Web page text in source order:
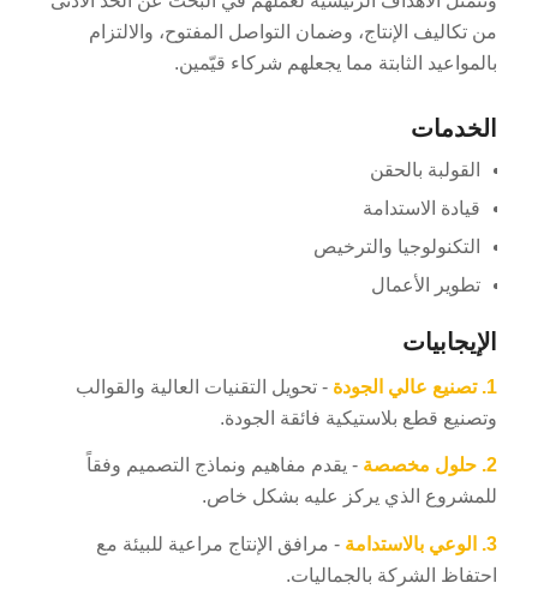
من تكاليف الإنتاج، وضمان التواصل المفتوح، والالتزام
بالمواعيد الثابتة مما يجعلهم شركاء قيّمين.
الخدمات
القولبة بالحقن
قيادة الاستدامة
التكنولوجيا والترخيص
تطوير الأعمال
الإيجابيات
1. تصنيع عالي الجودة - تحويل التقنيات العالية والقوالب
وتصنيع قطع بلاستيكية فائقة الجودة.
2. حلول مخصصة - يقدم مفاهيم ونماذج التصميم وفقاً
للمشروع الذي يركز عليه بشكل خاص.
3. الوعي بالاستدامة - مرافق الإنتاج مراعية للبيئة مع
احتفاظ الشركة بالجماليات.